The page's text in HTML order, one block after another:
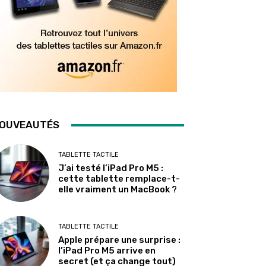
TABLETTE TACTILE
J’ai testé l’iPad Pro M5 :
cette tablette remplace-t-
elle vraiment un MacBook ?
TABLETTE TACTILE
Apple prépare une surprise :
l’iPad Pro M5 arrive en
secret (et ça change tout)